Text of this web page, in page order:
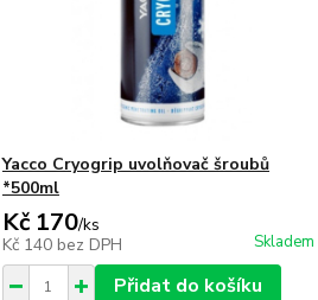
Yacco Cryogrip uvolňovač šroubů
*500ml
Kč 170/ks
Kč 140 bez DPH Skladem
Přidat do košíku